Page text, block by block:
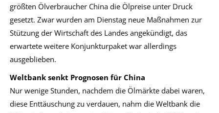
größten Ölverbraucher China die Ölpreise unter Druck
gesetzt. Zwar wurden am Dienstag neue Maßnahmen zur
Stützung der Wirtschaft des Landes angekündigt, das
erwartete weitere Konjunkturpaket war allerdings
ausgeblieben.
Weltbank senkt Prognosen für China
Nur wenige Stunden, nachdem die Ölmärkte dabei waren,
diese Enttäuschung zu verdauen, nahm die Weltbank die